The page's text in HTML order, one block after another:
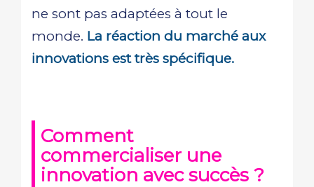
ne sont pas adaptées à tout le
monde. La réaction du marché aux
innovations est très spécifique.
Comment
commercialiser une
innovation avec succès ?